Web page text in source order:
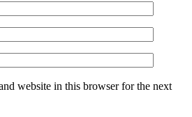
website in this browser for the next